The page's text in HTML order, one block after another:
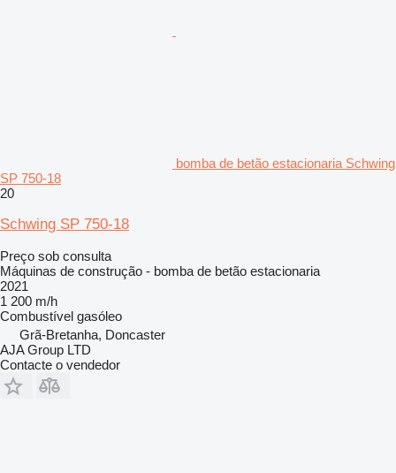
bomba de betão estacionaria Schwing
SP 750-18
20
Schwing SP 750-18
Preço sob consulta
Máquinas de construção - bomba de betão estacionaria
2021
1 200 m/h
Combustível gasóleo
Grã-Bretanha, Doncaster
AJA Group LTD
Contacte o vendedor